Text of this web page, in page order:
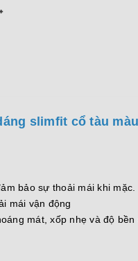
slimfit cổ tàu
bảo sự thoải mái khi mặc.
mái vận động
mát, xốp nhẹ và độ